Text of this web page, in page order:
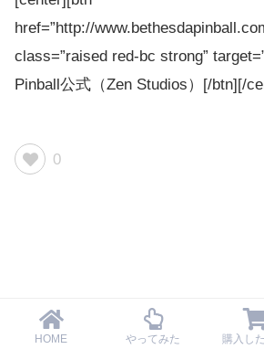
href=”http://
class=”raised red-bc strong”
Pinball公式（Zen Studios）[/btn][/
0
HOME やってみた 購入し